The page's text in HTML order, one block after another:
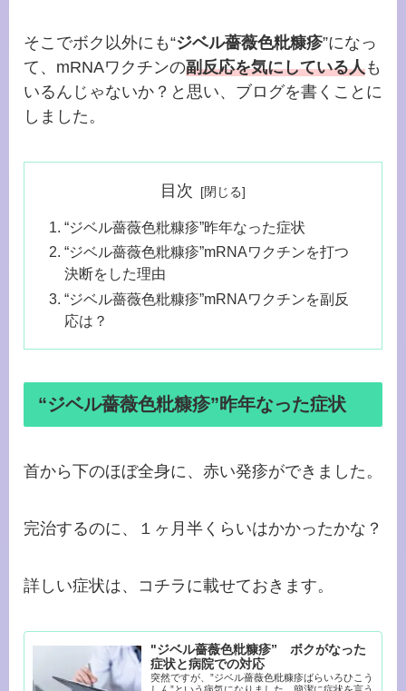
そこでボク以外にも“ジベル薔薇色粃糠疹”になっ
て、mRNAワクチンの副反応を気にしている人も
いるんじゃないか？と思い、ブログを書くことに
しました。
目次
“ジベル薔薇色粃糠疹”昨年なった症状
“ジベル薔薇色粃糠疹”mRNAワクチンを打つ
決断をした理由
“ジベル薔薇色粃糠疹”mRNAワクチンを副反
応は？
“ジベル薔薇色粃糠疹”昨年なった症状
首から下のほぼ全身に、赤い発疹ができました。
完治するのに、１ヶ月半くらいはかかったかな？
詳しい症状は、コチラに載せておきます。
"ジベル薔薇色粃糠疹” ボクがなった
症状と病院での対応
突然ですが、”ジベル薔薇色粃糠疹ばらいろひこう